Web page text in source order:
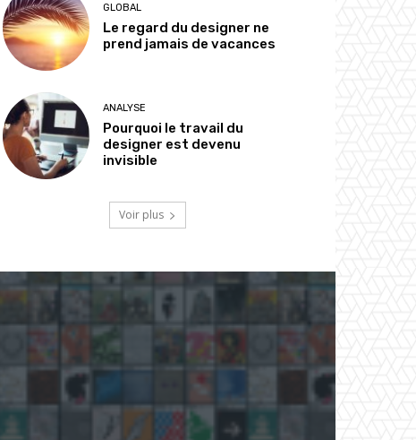
GLOBAL
Le regard du designer ne
prend jamais de vacances
ANALYSE
Pourquoi le travail du
designer est devenu
invisible
Voir plus